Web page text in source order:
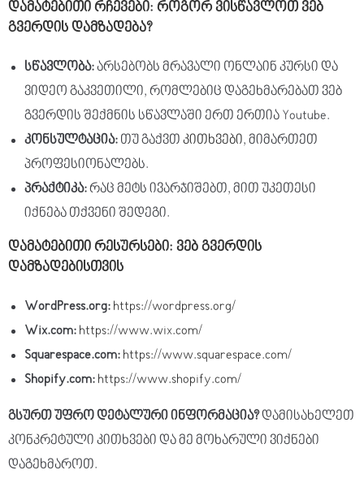
დამატებითი რჩევები: როგორ ვისწავლოთ ვებ
გვერდის დამზადება?
სწავლობა:არსებობს მრავალი ონლაინ კურსი და
ვიდეო გაკვეთილი, რომლებიც დაგეხმარებათ ვებ
გვერდის შექმნის სწავლაში ერთ ერთია Youtube.
კონსულტაცია: თუ გაქვთ კითხვები, მიმართეთ
პროფესიონალებს.
პრაქტიკა:რაც მეტს ივარჯიშებთ, მით უკეთესი
იქნება თქვენი შედეგი.
დამატებითი რესურსები: ვებ გვერდის
დამზადებისთვის
WordPress.org: https://wordpress.org/
Wix.com: https://www.wix.com/
Squarespace.com: https://www.squarespace.com/
Shopify.com: https://www.shopify.com/
გსურთ უფროდეტალურიინფორმაცია?დამისახელეთ
კონკრეტული კითხვები და მე მოხარული ვიქნები
დაგეხმაროთ.